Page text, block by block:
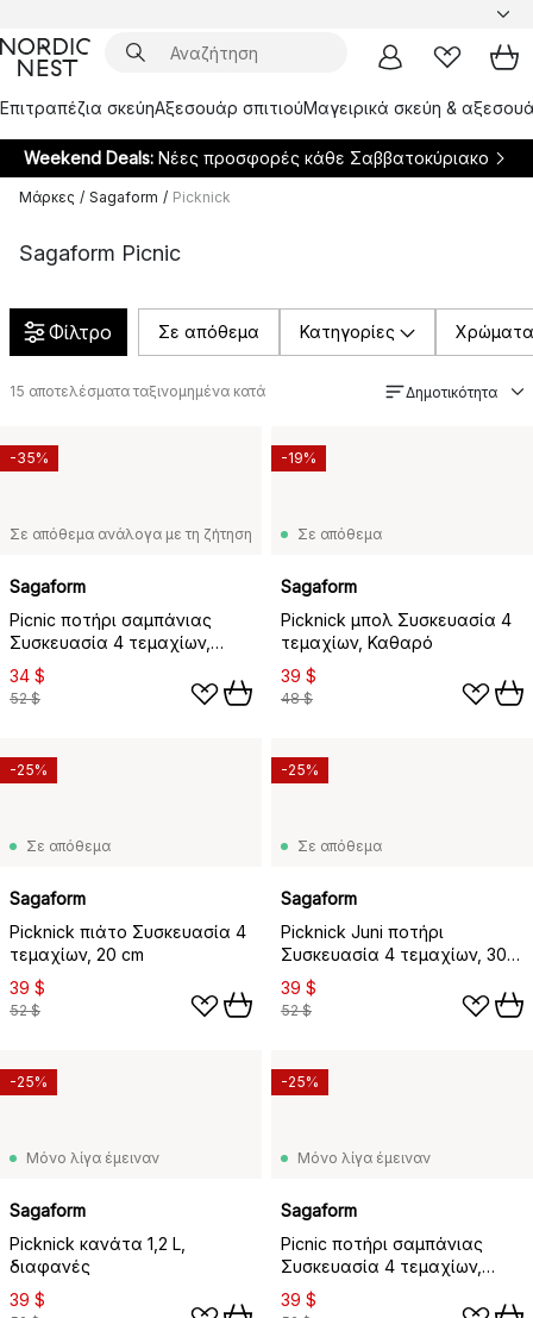
Επιτραπέζια σκεύηΑξεσουάρ σπιτιούΜαγειρικά σκεύη &
Weekend Deals: Νέες προσφορές κάθε Σαββατοκύριακο
Μάρκες / Sagaform / Picknick
Sagaform Picnic
Φίλτρο Σε απόθεμα Κατηγορίες Χρώματα
15 αποτελέσματα ταξινομημένα κατά Δημοτικότητα
Σε απόθεμα ανάλογα με τη ζήτηση
Sagaform
Picnic ποτήρι σαμπάνιας
Συσκευασία 4 τεμαχίων,
Λευκό
34 $
52 $
-35%
Σε απόθεμα
Sagaform
Picknick μπολ Συσκευασία 4
τεμαχίων, Καθαρό
39 $
48 $
-19%
Σε απόθεμα
Sagaform
Picknick πιάτο Συσκευασία 4
τεμαχίων, 20 cm
39 $
52 $
-25%
Σε απόθεμα
Sagaform
Picknick Juni ποτήρι
Συσκευασία 4 τεμαχίων, 30
cl
39 $
52 $
-25%
Μόνο λίγα έμειναν
Sagaform
Picknick κανάτα 1,2 L,
διαφανές
39 $
-25%
Μόνο λίγα έμειναν
Sagaform
Picnic ποτήρι σαμπάνιας
Συσκευασία 4 τεμαχίων,
Συσκευασία 4 τεμαχίων
39 $
-25%